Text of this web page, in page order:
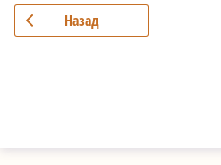
Назад